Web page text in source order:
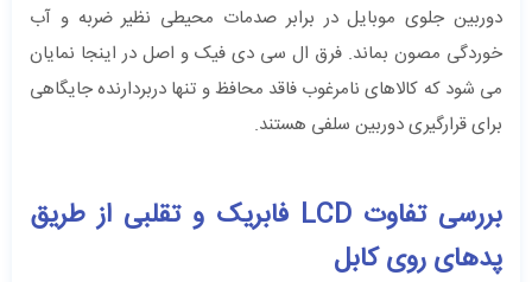
دوربین جلوی موبایل در برابر صدمات محیطی نظیر ضربه و آب
خوردگی مصون بماند. فرق ال سی دی فیک و اصل در اینجا نمایان
می ‌شود که کالاهای نامرغوب فاقد محافظ و تنها دربردارنده جایگاهی
برای قرارگیری دوربین سلفی هستند.
بررسی تفاوت‌ LCD فابریک و تقلبی از طریق
پدهای روی کابل